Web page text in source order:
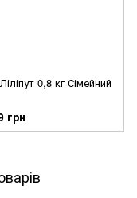
0,8 кг Сімейний
грн